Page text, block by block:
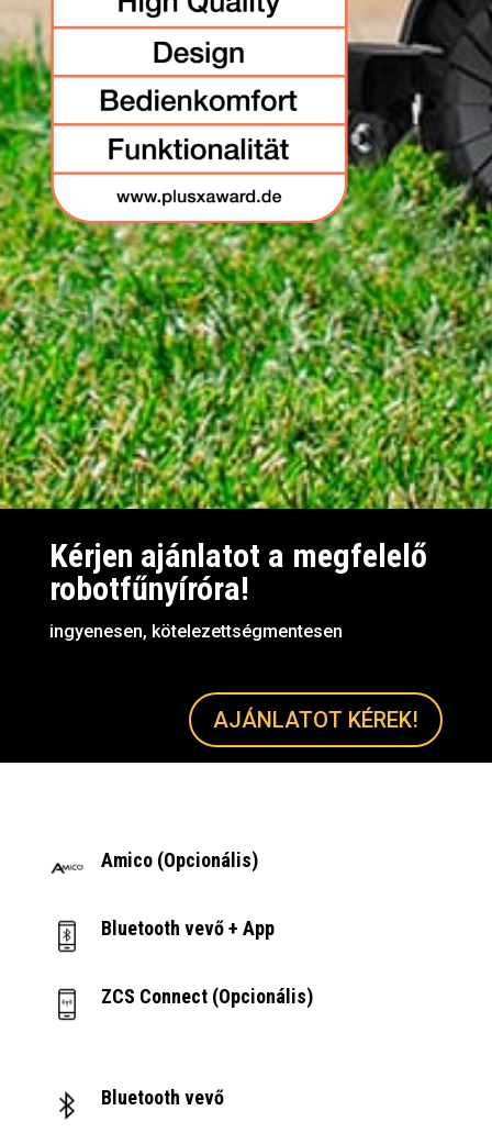
Kérjen ajánlatot a megfelelő
robotfűnyíróra!
ingyenesen, kötelezettségmentesen
AJÁNLATOT KÉREK!
Amico (Opcionális)
Bluetooth vevő + App
ZCS Connect (Opcionális)
Bluetooth vevő